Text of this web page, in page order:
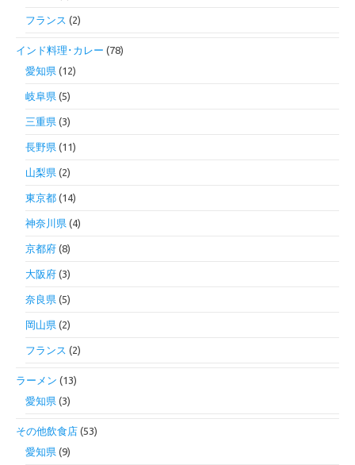
フランス (2)
インド料理･カレー (78)
愛知県 (12)
岐阜県 (5)
三重県 (3)
長野県 (11)
山梨県 (2)
東京都 (14)
神奈川県 (4)
京都府 (8)
大阪府 (3)
奈良県 (5)
岡山県 (2)
フランス (2)
ラーメン (13)
愛知県 (3)
その他飲食店 (53)
愛知県 (9)